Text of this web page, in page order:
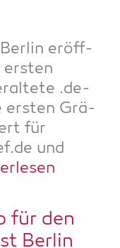
Ber­lin eröff­
ers­ten
.de-
ers­ten Grä­
für
und
für den
Ber­lin